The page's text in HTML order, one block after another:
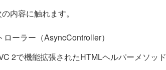
内容に触れます。
ーラー（AsyncController）
2で機能拡張されたHTMLヘルパーメソッド